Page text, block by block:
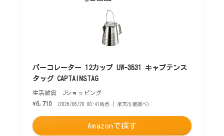
パーコレーター 12カップ UW-3531 キャプテンス
タッグ CAPTAINSTAG
生活雑貨 Jショッピング
¥6,710
（2026/06/28 00:41時点 | 楽天市場調べ）
Amazonで探す